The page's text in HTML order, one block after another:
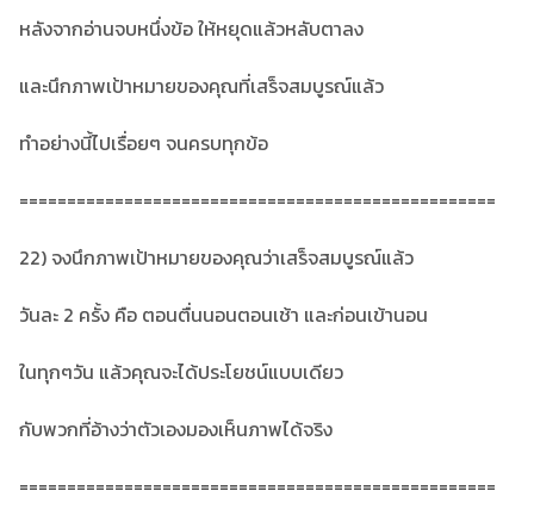
หลังจากอ่านจบหนึ่งข้อ ให้หยุดแล้วหลับตาลง
และนึกภาพเป้าหมายของคุณที่เสร็จสมบูรณ์แล้ว
ทำอย่างนี้ไปเรื่อยๆ จนครบทุกข้อ
==================================================
22) จงนึกภาพเป้าหมายของคุณว่าเสร็จสมบูรณ์แล้ว
วันละ 2 ครั้ง คือ ตอนตื่นนอนตอนเช้า และก่อนเข้านอน
ในทุกๆวัน แล้วคุณจะได้ประโยชน์แบบเดียว
กับพวกที่อ้างว่าตัวเองมองเห็นภาพได้จริง
==================================================